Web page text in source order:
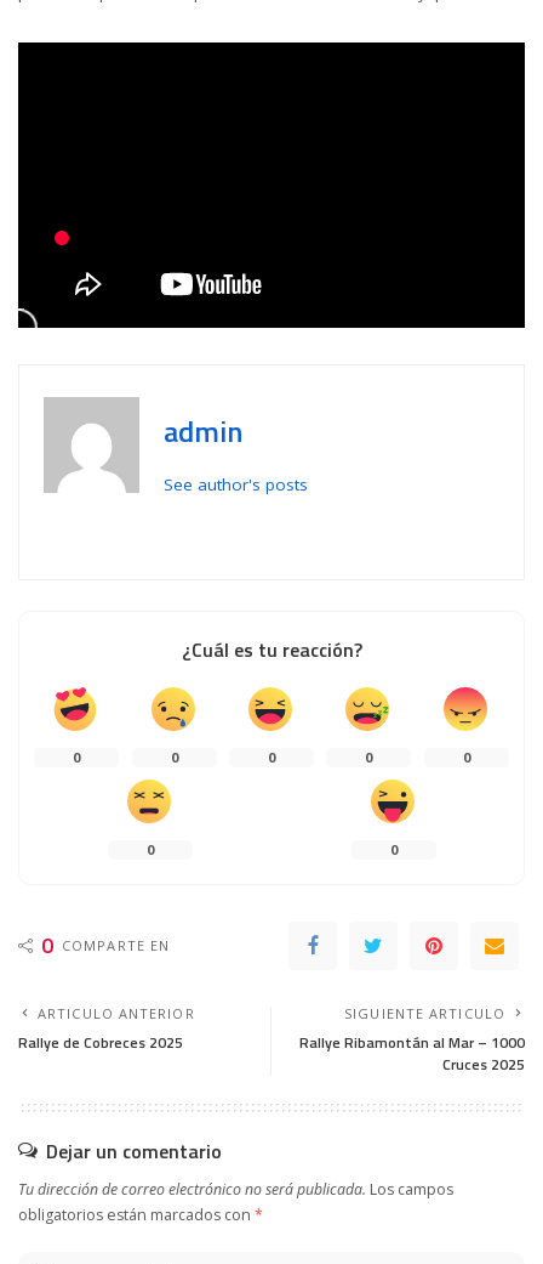
admin
See author's posts
¿Cuál es tu reacción?
0 0 0 0 0
0 0
0 COMPARTE EN
ARTICULO ANTERIOR
Rallye de Cobreces 2025
SIGUIENTE ARTICULO
Rallye Ribamontán al Mar – 1000
Cruces 2025
Dejar un comentario
Tu dirección de correo electrónico no será publicada. Los campos
obligatorios están marcados con *